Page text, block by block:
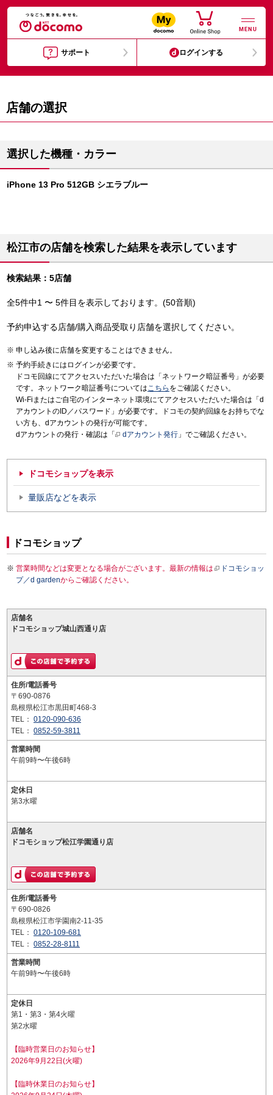
MENU
サポート ログインする
店舗の選択
選択した機種・カラー
iPhone 13 Pro 512GB シエラブルー
松江市の店舗を検索した結果を表示しています
検索結果：5店舗
全5件中1 〜 5件目を表示しております。(50音順)
予約申込する店舗/購入商品受取り店舗を選択してください。
申し込み後に店舗を変更することはできません。
予約手続きにはログインが必要です。
ドコモ回線にてアクセスいただいた場合は「ネットワーク暗証番号」が必要
です。ネットワーク暗証番号についてはこちら をご確認ください。
Wi-Fiまたはご自宅のインターネット環境にてアクセスいただいた場合は「d
アカウントのID／パスワード」が必要です。ドコモの契約回線をお持ちでな
い方も、dアカウントの発行が可能です。
dアカウントの発行・確認は「
dアカウント発行 」でご確認ください。
ドコモショップを表示
量販店などを表示
ドコモショップ
営業時間などは変更となる場合がございます。最新の情報は
ドコモショッ
プ／d gardenからご確認ください。
店舗名
ドコモショップ城山西通り店
住所/電話番号
〒690-0876
島根県松江市黒田町468-3
TEL： 0120-090-636
TEL： 0852-59-3811
営業時間
午前9時〜午後6時
定休日
第3水曜
店舗名
ドコモショップ松江学園通り店
住所/電話番号
〒690-0826
島根県松江市学園南2-11-35
TEL： 0120-109-681
TEL： 0852-28-8111
営業時間
午前9時〜午後6時
定休日
第1・第3・第4火曜
第2水曜
【臨時営業日のお知らせ】
2026年9月22日(火曜)
【臨時休業日のお知らせ】